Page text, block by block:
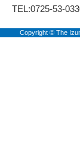
TEL:0725-53-
Copyright © The